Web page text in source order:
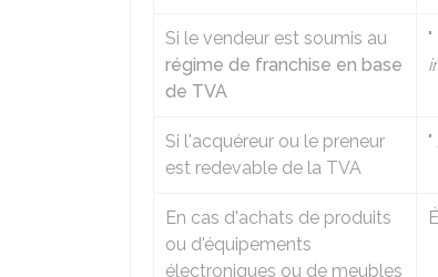
Si le vendeur est soumis au
régime de franchise en base
de TVA
"
Si l'acquéreur ou le preneur
est redevable de la TVA
"
En cas d'achats de produits
ou d'équipements
électroniques ou de meubles